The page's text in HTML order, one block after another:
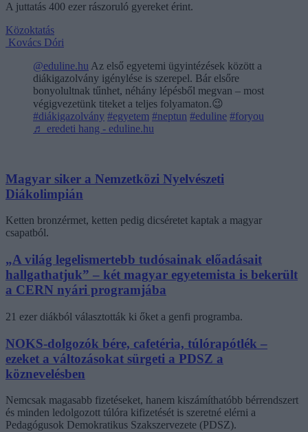
A juttatás 400 ezer rászoruló gyereket érint.
Közoktatás
Kovács Dóri
@eduline.hu Az első egyetemi ügyintézések között a
diákigazolvány igénylése is szerepel. Bár elsőre
bonyolultnak tűnhet, néhány lépésből megvan – most
végigvezetünk titeket a teljes folyamaton.😉
#diákigazolvány #egyetem #neptun #eduline #foryou
♬ eredeti hang - eduline.hu
Magyar siker a Nemzetközi Nyelvészeti
Diákolimpián
Ketten bronzérmet, ketten pedig dicséretet kaptak a magyar
csapatból.
„A világ legelismertebb tudósainak előadásait
hallgathatjuk” – két magyar egyetemista is bekerült
a CERN nyári programjába
21 ezer diákból választották ki őket a genfi programba.
NOKS-dolgozók bére, cafetéria, túlórapótlék –
ezeket a változásokat sürgeti a PDSZ a
köznevelésben
Nemcsak magasabb fizetéseket, hanem kiszámíthatóbb bérrendszert
és minden ledolgozott túlóra kifizetését is szeretné elérni a
Pedagógusok Demokratikus Szakszervezete (PDSZ).